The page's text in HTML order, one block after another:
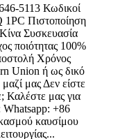
5113 Κωδικοί
Πιστοποίηση
Συσκευασία
ποιότητας 100%
Χρόνος
Union ή ως δικό
μας Δεν είστε
Καλέστε μας για
Whatsapp: +86
καυσίμου